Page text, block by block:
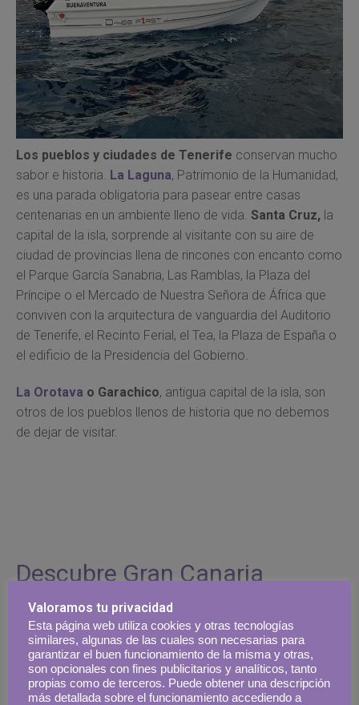
Los pueblos y ciudades de Tenerife conservan mucho
sabor e historia. La Laguna, Patrimonio de la Humanidad,
es una parada obligatoria para pasear entre casas
centenarias en un ambiente lleno de vida. Santa Cruz, la
capital de la isla, sorprende al visitante con su aire de
ciudad de provincias llena de rincones con encanto como
el Parque García Sanabria, Las Ramblas, la Plaza del
Príncipe o el Mercado de Nuestra Señora de África que
conviven con la arquitectura de vanguardia del Auditorio
de Tenerife, el Recinto Ferial, el Tea, la Plaza de España o
el edificio de la Presidencia del Gobierno.
La Orotava o Garachico, antigua capital de la isla, son
otros de los pueblos llenos de historia que no debemos
de dejar de visitar.
Descubre Gran Canaria
Las Palmas de Gran Canaria
ciudad dinámica, volcada la mar. Una ciudad con dos
personalidades. En la zona delPuerto, sus habitantes
transitan las calles en bañador, cholas y con tablas de surf
bajo el brazo, disfrutando de la calidad de vida que les
Valoramos tu privacidad
Esta página web utiliza cookies y otras tecnologías
similares, algunas de las cuales son necesarias para
garantizar el buen funcionamiento de la misma y otras,
son opcionales con fines publicitarios y analíticos, tanto
propias como de terceros. Puede obtener una descripción
más detallada sobre el funcionamiento accediendo a